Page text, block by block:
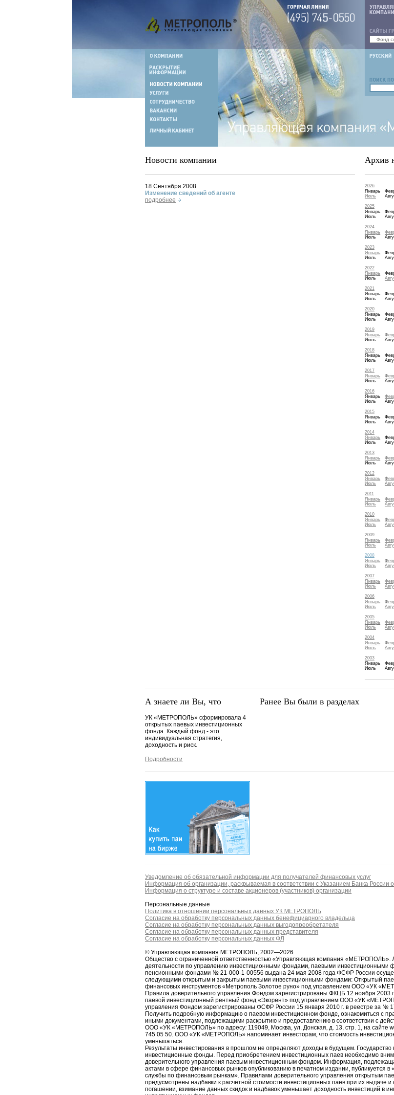
Новости компании
18 Сентября 2008
Изменение сведений об агенте
подробнее
Архив
2026
Январь
Июль
2025
Январь
Июль
2024
Январь
Июль
2023
Январь
Июль
2022
Январь
Июль
2021
Январь
Июль
2020
Январь
Июль
2019
Январь
Июль
2018
Январь
Июль
2017
Январь
Июль
2016
Январь
Июль
2015
Январь
Июль
2014
Январь
Июль
2013
Январь
Июль
2012
Январь
Июль
2011
Январь
Июль
2010
Январь
Июль
2009
Январь
Июль
2008
Январь
Июль
2007
Январь
Июль
2006
Январь
Июль
2005
Январь
Июль
2004
Январь
Июль
2003
Январь
Июль
А знаете ли Вы, что
УК «МЕТРОПОЛЬ» сформировала 4
открытых паевых инвестиционных
фонда. Каждый фонд - это
индивидуальная стратегия,
доходность и риск.
Подробности
Ранее Вы были в разделах
Уведомление об обязательной информации для получателей финансовых услуг
Информация об организации, раскрываемая в соответствии с Указанием Банка
Информация о структуре и составе акционеров (участников) организации
Персональные данные
Политика в отношении персональных данных УК МЕТРОПОЛЬ
Согласие на обработку персональных данных бенефициарного владельца
Согласие на обработку персональных данных выгодопреобретателя
Согласие на обработку персональных данных представителя
Согласие на обработку персональных данных ФЛ
© Управляющая компания МЕТРОПОЛЬ, 2002—2026
Общество с ограниченной ответственностью «Управляющая компания «МЕТРОПОЛЬ».
деятельности по управлению инвестиционными фондами, паевыми инвестиционными
пенсионными фондами № 21-000-1-00556 выдана 24 мая 2008 года ФСФР России
следующими открытым и закрытым паевыми инвестиционными фондами: Открытый
финансовых инструментов «Метрополь Золотое руно» под управлением ООО «УК
Правила доверительного управления Фондом зарегистрированы ФКЦБ 12 ноября
паевой инвестиционный рентный фонд «Экорент» под управлением ООО «УК
управления Фондом зарегистрированы ФСФР России 15 января 2010 г. в реестре за №
Получить подробную информацию о паевом инвестиционном фонде, ознакомиться с
иными документами, подлежащими раскрытию и предоставлению в соответствии с
ООО «УК «МЕТРОПОЛЬ» по адресу: 119049, Москва, ул. Донская, д. 13, стр. 1, на сайте
745 05 50. ООО «УК «МЕТРОПОЛЬ» напоминает инвесторам, что стоимость
уменьшаться.
Результаты инвестирования в прошлом не определяют доходы в будущем. Государство
инвестиционные фонды. Перед приобретением инвестиционных паев необходимо
доверительного управления паевым инвестиционным фондом. Информация,
актами в сфере финансовых рынков опубликованию в печатном издании, публикуется
службы по финансовым рынкам». Правилами доверительного управления открытым
предусмотрены надбавки к расчетной стоимости инвестиционных паев при их выдаче и
погашении, взимание данных скидок и надбавок уменьшает доходность инвестиций в